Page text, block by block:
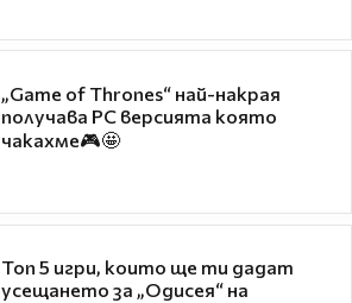
„Game of Thrones“ най-накрая
получава PC версията която
чакахме🎮🤩
Топ 5 игри, които ще ти дадат
усещането за „Одисея“ на